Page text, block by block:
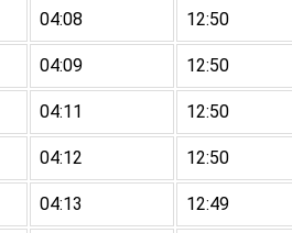
04:08 12:50
04:09 12:50
04:11 12:50
04:12 12:50
04:13 12:49